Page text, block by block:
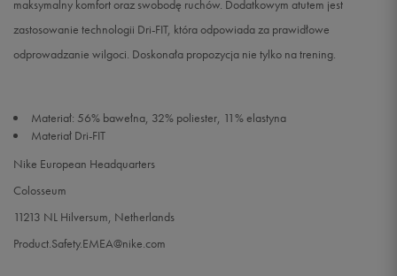
maksymalny komfort oraz swobodę ruchów. Dodatkowym atutem jest
zastosowanie technologii Dri-FIT, która odpowiada za prawidłowe
odprowadzanie wilgoci. Doskonała propozycja nie tylko na trening.
Materiał: 56% bawełna, 32% poliester, 11% elastyna
Materiał Dri-FIT
Nike European Headquarters
Colosseum
11213 NL Hilversum, Netherlands
Product.Safety.EMEA@nike.com